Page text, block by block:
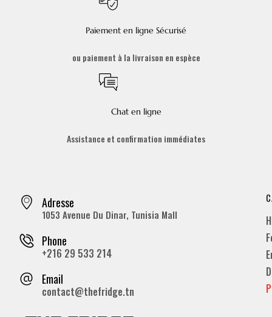
Paiement en ligne Sécurisé
ou paiement à la livraison en espèce
Chat en ligne
Assistance et confirmation immédiates
Adresse
1053 Avenue Du Dinar, Tunisia Mall
Phone
+216 29 533 214
Email
contact@thefridge.tn